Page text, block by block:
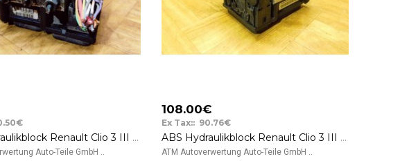
ABS Hydraulikblock Renault Clio 3 III Bosch 0265800559 0265232077 8200747140
Auto-Teile GmbH ..
108.00€
Ex Tax:: 90.76€
ABS Hydraulikblock Renault Clio 3 III Bosch 0265800559 0265232077 8200747140
ATM Autoverwertung Auto-Teile GmbH ..